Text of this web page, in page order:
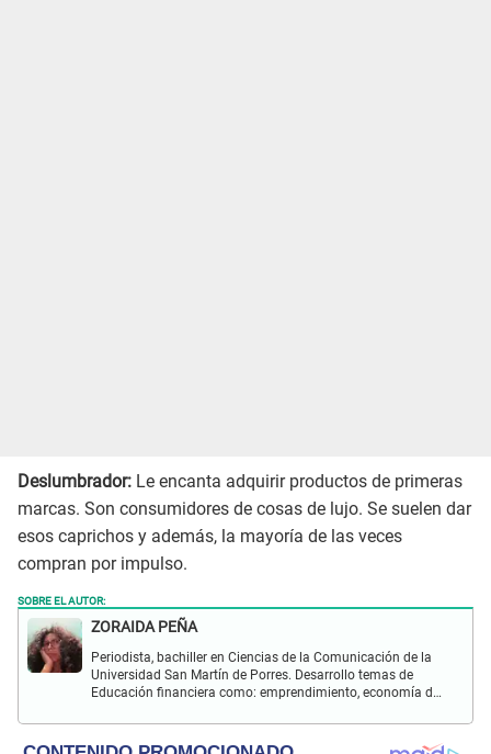
Deslumbrador: Le encanta adquirir productos de primeras
marcas. Son consumidores de cosas de lujo. Se suelen dar
esos caprichos y además, la mayoría de las veces
compran por impulso.
SOBRE EL AUTOR:
ZORAIDA PEÑA
Periodista, bachiller en Ciencias de la Comunicación de la
Universidad San Martín de Porres. Desarrollo temas de
Educación financiera como: emprendimiento, economía del
psicología.